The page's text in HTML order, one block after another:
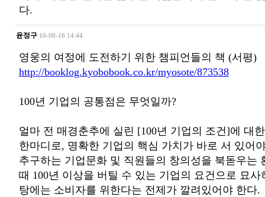
다.
윤정구 10-08-16 14:44
영웅의 여정에 도전하기 위한 챔피언들의 책 (서평)
http://booklog.kyobobook.co.kr/myosote/873538
100년 기업의 공통점은 무엇일까?
얼마 전 매경춘추에 실린 [100년 기업의 조건]에 대
한마디로, 명확한 기업의 핵심 가치가 바로 서 있어
추구하는 기업문화 및 직원들의 창의성을 북돋우는
때 100년 이상을 버틸 수 있는 기업의 요건으로 묘
탕에는 소비자를 위한다는 전제가 깔려있어야 한다.